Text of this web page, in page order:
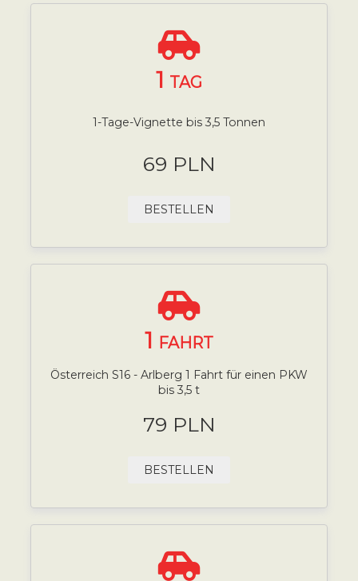
1 TAG
1-Tage-Vignette bis 3,5 Tonnen
69 PLN
BESTELLEN
1 FAHRT
Österreich S16 - Arlberg 1 Fahrt für einen PKW
bis 3,5 t
79 PLN
BESTELLEN